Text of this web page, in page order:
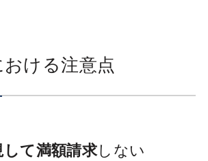
ける注意点
て満額請求しない